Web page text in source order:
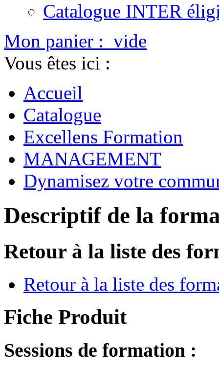
Catalogue INTER
Mon panier : vide
Vous êtes ici :
Accueil
Catalogue
Excellens Formation
MANAGEMENT
Dynamisez votre
Descriptif de la
Retour à la liste des
Retour à la liste des
Fiche Produit
Sessions de formation :